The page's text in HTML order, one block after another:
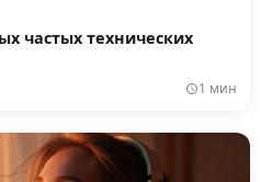
частых технических
1 мин